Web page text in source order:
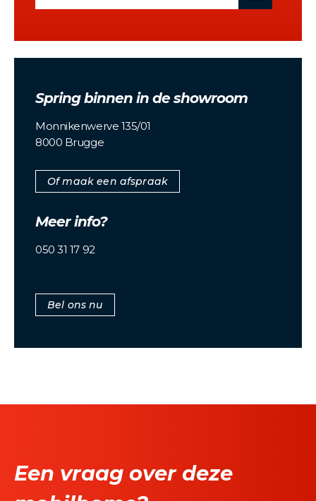
Spring binnen in de showroom
Monnikenwerve 135/01
8000 Brugge
Of maak een afspraak
Meer info?
050 31 17 92
Bel ons nu
Een vraag over deze